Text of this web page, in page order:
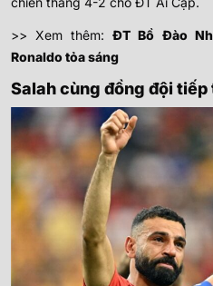
>> Xem thêm:ĐT Bồ Đào
Ronaldo tỏa sáng
Salah cùng đồng đội